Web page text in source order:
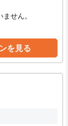
せん。
を見る